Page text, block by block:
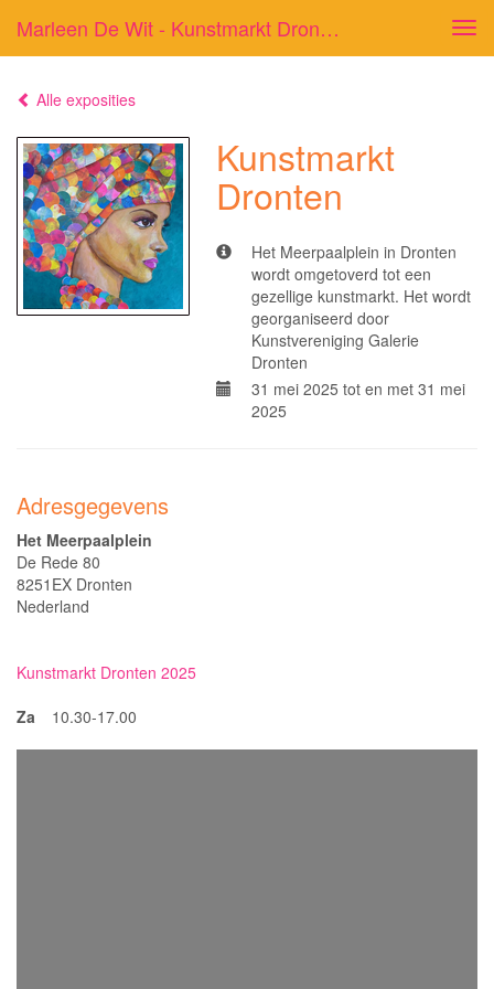
Marleen De Wit - Kunstmarkt Dronten
Alle exposities
Kunstmarkt
Dronten
Het Meerpaalplein in Dronten
wordt omgetoverd tot een
gezellige kunstmarkt. Het wordt
georganiseerd door
Kunstvereniging Galerie
Dronten
31 mei 2025 tot en met 31 mei
2025
Adresgegevens
Het Meerpaalplein
De Rede 80
8251EX Dronten
Nederland
Kunstmarkt Dronten 2025
Za
10.30-17.00